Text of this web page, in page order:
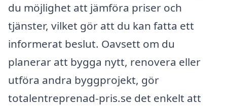
du möjlighet att jämföra priser och
tjänster, vilket gör att du kan fatta ett
informerat beslut. Oavsett om du
planerar att bygga nytt, renovera eller
utföra andra byggprojekt, gör
totalentreprenad-pris.se det enkelt att